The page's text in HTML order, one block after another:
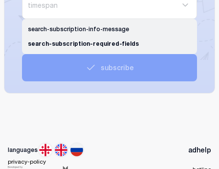
timespan
search-subscription-info-message
search-subscription-required-fields
subscribe
languages adhelp
privacy-policy